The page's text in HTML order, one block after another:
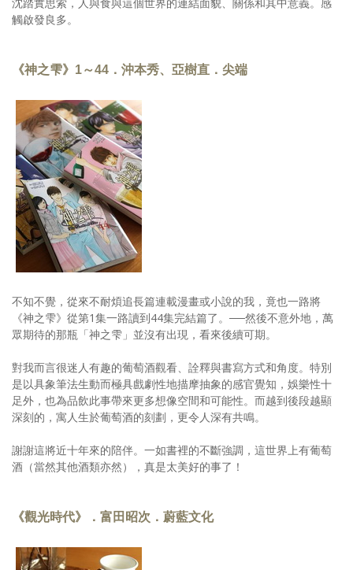
觸啟發良多。
《神之雫》1～44．沖本秀、亞樹直．尖端
不知不覺，從來不耐煩追長篇連載漫畫或小說的我，竟也一路將
《神之雫》從第1集一路讀到44集完結篇了。──然後不意外地，萬
眾期待的那瓶「神之雫」並沒有出現，看來後續可期。
對我而言很迷人有趣的葡萄酒觀看、詮釋與書寫方式和角度。特別
是以具象筆法生動而極具戲劇性地描摩抽象的感官覺知，娛樂性十
足外，也為品飲此事帶來更多想像空間和可能性。而越到後段越顯
深刻的，寓人生於葡萄酒的刻劃，更令人深有共鳴。
謝謝這將近十年來的陪伴。一如書裡的不斷強調，這世界上有葡萄
酒（當然其他酒類亦然），真是太美好的事了！
《觀光時代》．富田昭次．蔚藍文化